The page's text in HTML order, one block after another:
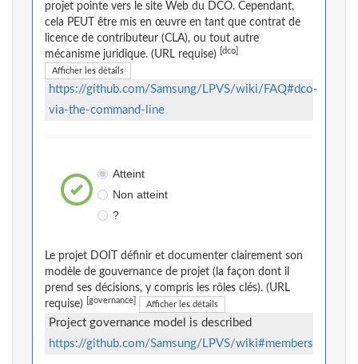
projet pointe vers le site Web du DCO. Cependant,
cela PEUT être mis en œuvre en tant que contrat de
licence de contributeur (CLA), ou tout autre
mécanisme juridique. (URL requise)
[dco]
Afficher les détails
https://github.com/Samsung/LPVS/wiki/FAQ#dco-
via-the-command-line
Atteint
Non atteint
?
Le projet DOIT définir et documenter clairement son
modèle de gouvernance de projet (la façon dont il
prend ses décisions, y compris les rôles clés). (URL
requise)
[governance] Afficher les détails
Project governance model is described
https://github.com/Samsung/LPVS/wiki#members